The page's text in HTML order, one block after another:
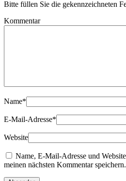
Bitte füllen Sie die gekennzeichneten
Kommentar
Name*
E-Mail-Adresse*
Website
Name, E-Mail-Adresse und
meinen nächsten Kommentar speichern.